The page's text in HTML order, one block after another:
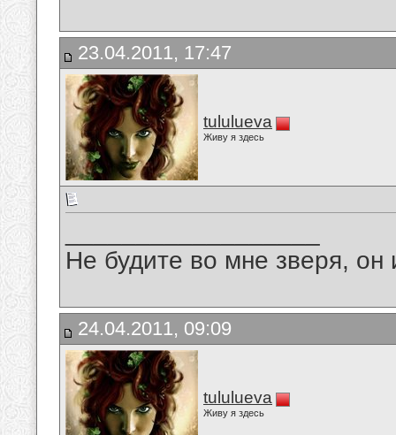
23.04.2011, 17:47
tululueva
Живу я здесь
Не будите во мне зверя, он
24.04.2011, 09:09
tululueva
Живу я здесь